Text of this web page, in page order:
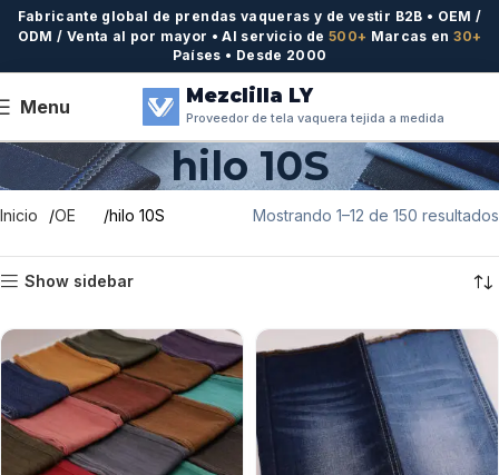
Fabricante global de prendas vaqueras y de vestir B2B • OEM /
ODM / Venta al por mayor • Al servicio de 500+ Marcas en30+
Países • Desde 2000
Menu Mezclilla LY
Proveedor de tela vaquera tejida a medida
hilo 10S
Inicio OE hilo 10S Mostrando 1–12 de 150 resultados
Show sidebar